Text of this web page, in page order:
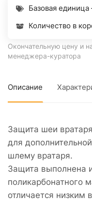
Базовая
Количество в
Окончательную цену и
менеджера-куратора
Описание
Защита шеи вратаря
для
шлему вратаря.
Защита выполнена
поликарбонатного
отличается низким